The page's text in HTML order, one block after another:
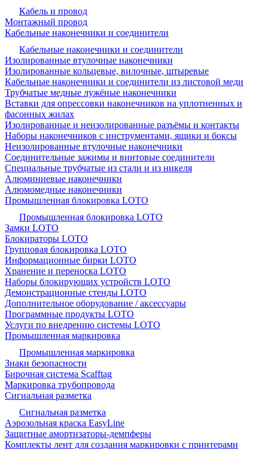
Кабель и провод
Монтажный провод
Кабельные наконечники и соединители
Кабельные наконечники и соединители
Изолированные втулочные наконечники
Изолированные кольцевые, вилочные, штыревые
Кабельные наконечники и соединители из листовой меди
Трубчатые медные лужёные наконечники
Вставки для опрессовки наконечников на уплотненных и
фасонных жилах
Изолированные и неизолированные разъёмы и контакты
Наборы наконечников с инструментами, ящики и боксы
Неизолированные втулочные наконечники
Соединительные зажимы и винтовые соединители
Специальные трубчатые из стали и из никеля
Алюминиевые наконечники
Алюмомедные наконечники
Промышленная блокировка LOTO
Промышленная блокировка LOTO
Замки LOTO
Блокираторы LOTO
Групповая блокировка LOTO
Информационные бирки LOTO
Хранение и переноска LOTO
Наборы блокирующих устройств LOTO
Демонстрационные стенды LOTO
Дополнительное оборудование / аксессуары
Программные продукты LOTO
Услуги по внедрению системы LOTO
Промышленная маркировка
Промышленная маркировка
Знаки безопасности
Бирочная система Scafftag
Маркировка трубопровода
Сигнальная разметка
Сигнальная разметка
Аэрозольная краска EasyLine
Защитные амортизаторы-демпферы
Комплекты лент для создания маркировки с принтерами